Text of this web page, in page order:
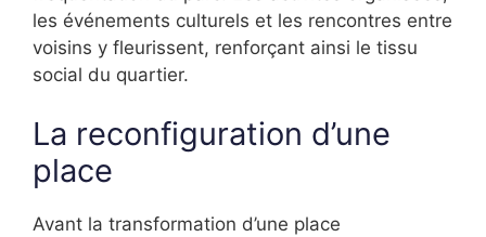
les événements culturels et les rencontres entre
voisins y fleurissent, renforçant ainsi le tissu
social du quartier.
La reconfiguration d’une
place
Avant la transformation d’une place